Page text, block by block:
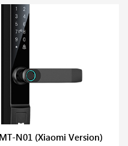
N01 (Xiaomi Version)